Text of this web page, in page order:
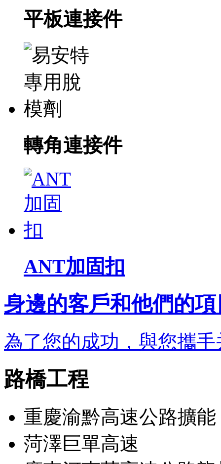
平板連接件
轉角連接件
ANT加固扣
身邊的客戶和他們的項
為了您的成功，與您攜手
路橋工程
重慶渝黔高速公路擴能
菏澤巨單高速